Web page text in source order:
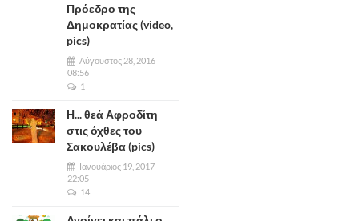
Πρόεδρο της
Δημοκρατίας (video,
pics)
Αύγουστος 28, 2016
08:56
1
Η... θεά Αφροδίτη
στις όχθες του
Σακουλέβα (pics)
Ιανουάριος 19, 2017
22:05
14